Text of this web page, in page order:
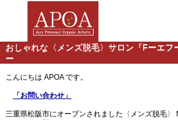
おしゃれな〈メンズ脱毛〉サロン『Fーエフ
ー
こんにちは APOA です。
「お問い合わせ」
三重県松阪市にオープンされました〈メンズ脱毛〉